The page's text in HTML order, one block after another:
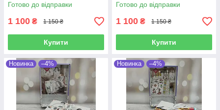
Готово до відправки
1 100 ₴ 1 150 ₴
Купити
Готово до відправки
1 100 ₴ 1 150 ₴
Купити
Новинка –4% Новинка –4%